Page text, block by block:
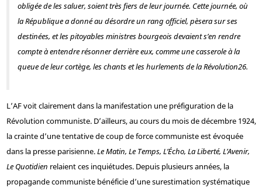
obligée de les saluer, soient très fiers de leur journée. Cette journée, où
la République a donné au désordre un rang officiel, pèsera sur ses
destinées, et les pitoyables ministres bourgeois devaient s’en rendre
compte à entendre résonner derrière eux, comme une casserole à la
queue de leur cortège, les chants et les hurlements de la Révolution26.
L’AF voit clairement dans la manifestation une préfiguration de la
Révolution communiste. D’ailleurs, au cours du mois de décembre 1924,
la crainte d’une tentative de coup de force communiste est évoquée
dans la presse parisienne.Le Matin, Le Temps, L’Écho, La Liberté, L’Avenir,
Le Quotidien relaient ces inquiétudes. Depuis plusieurs années, la
propagande communiste bénéficie d’une surestimation systématique